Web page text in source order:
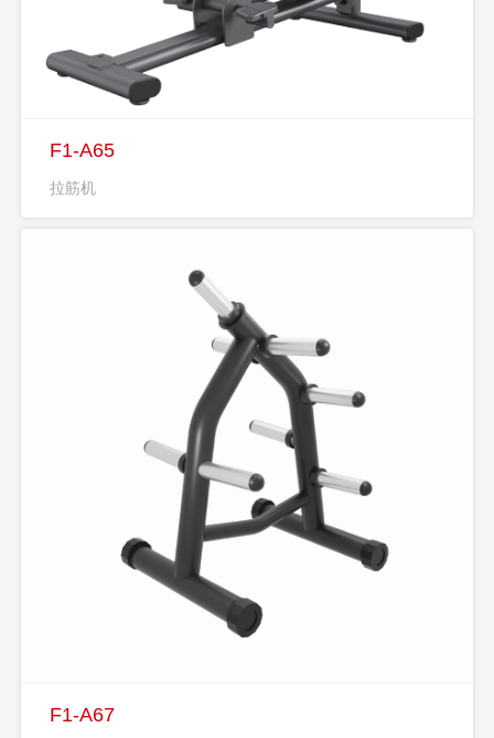
F1-A65
拉筋机
F1-A67